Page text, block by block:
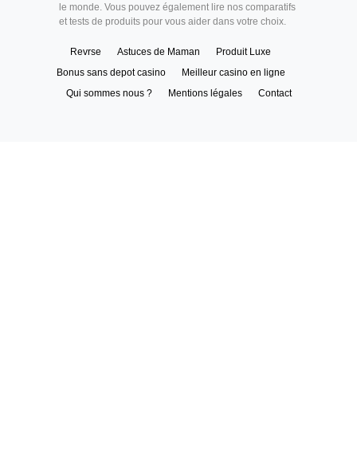
le monde. Vous pouvez également lire nos comparatifs
et tests de produits pour vous aider dans votre choix.
Revrse Astuces de Maman
Produit Luxe
Bonus sans depot casino
Meilleur casino en ligne
Qui sommes nous ?
Mentions légales Contact